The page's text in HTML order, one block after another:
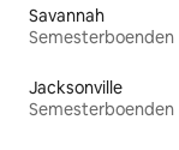
Savannah
Semesterboenden
Jacksonville
Semesterboenden